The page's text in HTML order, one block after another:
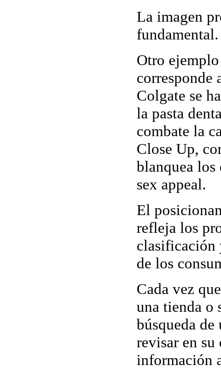
La imagen
fundamental.
Otro
corresponde
Colgate se
la pasta
combate la
Close Up,
blanquea los
sex appeal.
El
refleja los
clasificación
de los
Cada vez
una tienda o
búsqueda
revisar en su
información